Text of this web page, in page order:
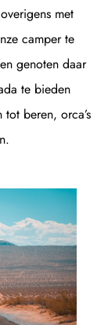
met
camper te
genoten daar
te bieden
beren, orca’s